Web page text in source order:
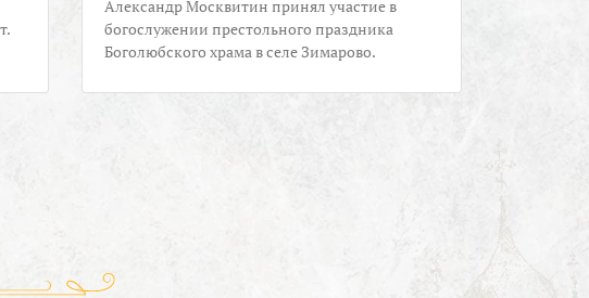
Александр Москвитин принял участие в
богослужении престольного праздника
Боголюбского храма в селе Зимарово.